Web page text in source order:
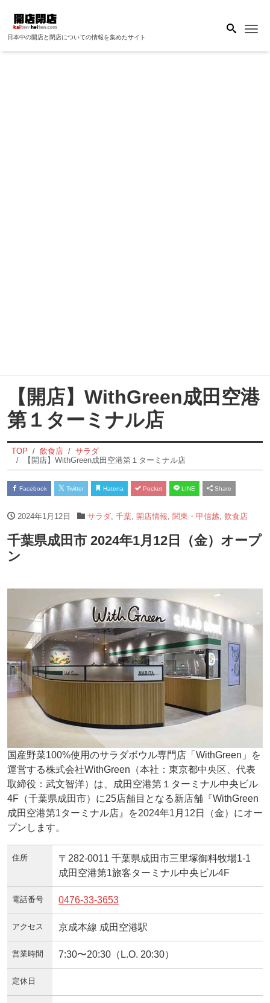
日本中の開店と閉店についての情報を集めたサイト
【開店】WithGreen成田空港
第１ターミナル店
TOP 飲食店
サラダ
【開店】WithGreen成田空港第１ターミナル店
Facebook Twitter Hatena Pocket LINE Share
2024年1月12日 サラダ, 千葉, 開店情報 関東・甲信越 飲食店
千葉県成田市 2024年1月12日（金）オープ
ン
国産野菜100%使用のサラダボウル専門店「WithGreen」を
運営する株式会社WithGreen（本社：東京都中央区、代表
取締役：武文智洋）は、成田空港第１ターミナル中央ビル
4F（千葉県成田市）に25店舗目となる新店舗『WithGreen
成田空港第1ターミナル店』を2024年1月12日（金）にオー
プンします。
住所
〒282-0011 千葉県成田市三里塚御料牧場1-1
成田空港第1旅客ターミナル中央ビル4F
電話番号 0476-33-3653
アクセス 京成本線 成田空港駅
営業時間 7:30〜20:30（L.O. 20:30）
定休日